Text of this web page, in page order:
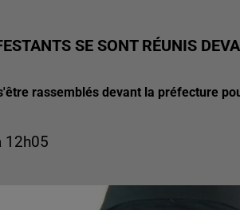
SE SONT RÉUNIS
rassemblés devant la préfecture
12h05